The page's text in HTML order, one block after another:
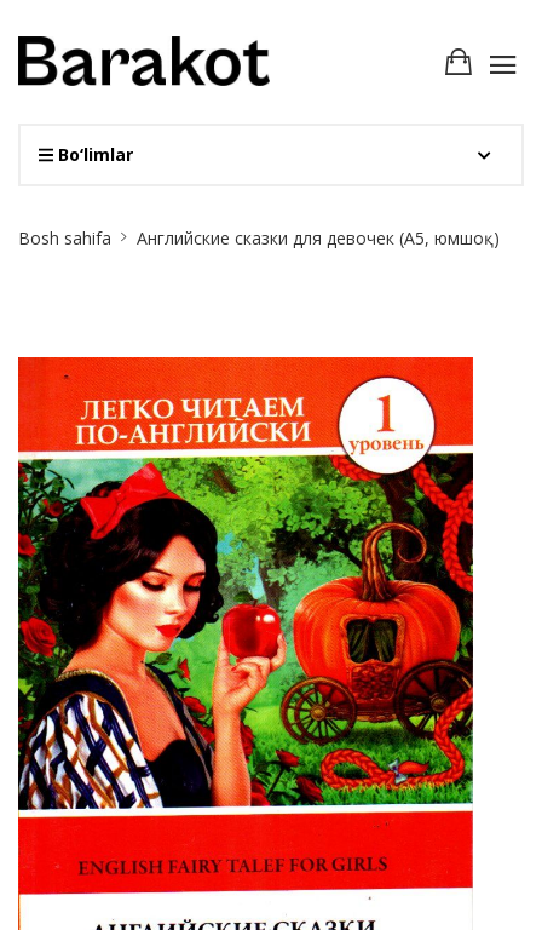
Bo‘limlar
Breadcrumb
Bosh sahifa Английские сказки для девочек (А5, юмшоқ)